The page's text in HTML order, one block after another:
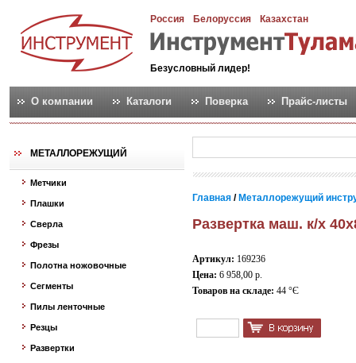
Россия Белоруссия Казахстан
Безусловный лидер!
О компании Каталоги Поверка Прайс-листы
МЕТАЛЛОРЕЖУЩИЙ
Метчики
Плашки
Сверла
Фрезы
Полотна ножовочные
Сегменты
Пилы ленточные
Резцы
Развертки
Главная / Металлорежущий
Развертка маш. к/х
Артикул: 169236
Цена: 6 958,00 р.
Товаров на складе: 44 °Є